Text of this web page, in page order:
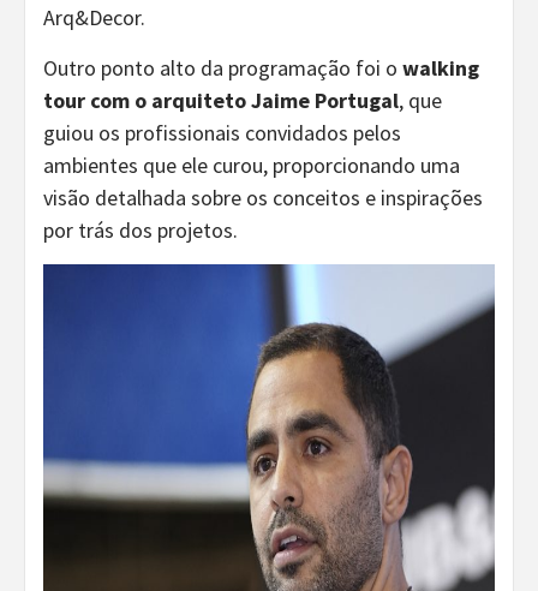
Arq&Decor.
Outro ponto alto da programação foi o walking
tour com o arquiteto Jaime Portugal, que
guiou os profissionais convidados pelos
ambientes que ele curou, proporcionando uma
visão detalhada sobre os conceitos e inspirações
por trás dos projetos.